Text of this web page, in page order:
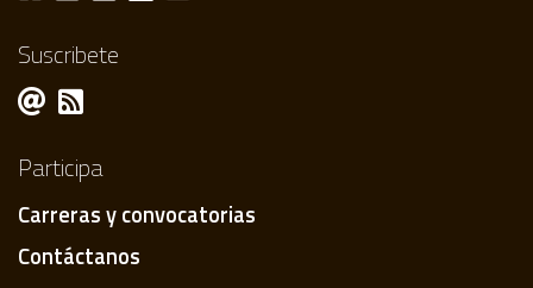
Suscribete
Participa
Carreras y convocatorias
Contáctanos